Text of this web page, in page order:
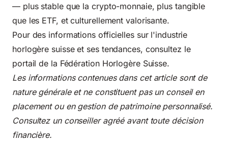
— plus stable que la crypto-monnaie, plus tangible
que les ETF, et culturellement valorisante.
Pour des informations officielles sur l'industrie
horlogère suisse et ses tendances, consultez le
portail de la Fédération Horlogère Suisse.
Les informations contenues dans cet article sont de
nature générale et ne constituent pas un conseil en
placement ou en gestion de patrimoine personnalisé.
Consultez un conseiller agréé avant toute décision
financière.